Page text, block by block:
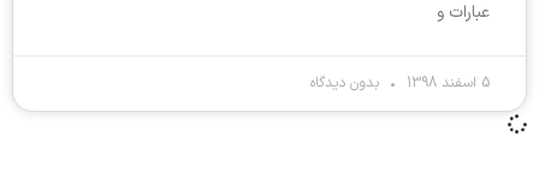
عبارات و
5 اسفند 1398 بدون دیدگاه